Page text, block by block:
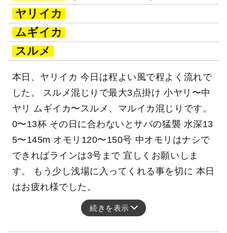
ヤリイカ
ムギイカ
スルメ
本日、ヤリイカ 今日は程よい風で程よく流れで
した。 スルメ混じりで最大3点掛け 小ヤリ〜中
ヤリ ムギイカ〜スルメ、マルイカ混じりです。
0〜13杯 その日に合わないとサバの猛襲 水深13
5〜145m オモリ120〜150号 中オモリはナシで
できればラインは3号まで 宜しくお願いしま
す。 もう少し浅場に入ってくれる事を切に 本日
はお疲れ様でした。
続きを表示